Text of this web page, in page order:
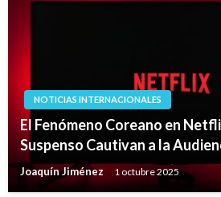
NOTICIAS INTERNACIONALES
El Fenómeno Coreano en
Suspenso Cautivan a la
Joaquín Jiménez 1 octubre 2025